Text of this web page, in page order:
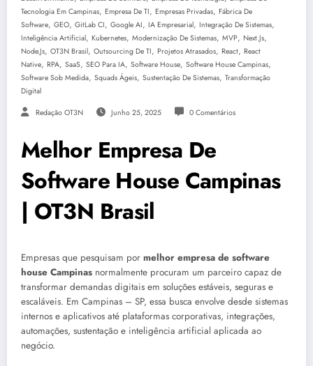
Tecnologia Em Campinas, Empresa De TI, Empresas Privadas, Fábrica De
Software, GEO, GitLab CI, Google AI, IA Empresarial, Integração De Sistemas,
Inteligência Artificial, Kubernetes, Modernização De Sistemas, MVP, Next.js,
Node.js, OT3N Brasil, Outsourcing De TI, Projetos Atrasados, React, React
Native, RPA, SaaS, SEO Para IA, Software House, Software House Campinas,
Software Sob Medida, Squads Ágeis, Sustentação De Sistemas, Transformação
Digital
Redação OT3N Junho 25, 2025 0 Comentários
Melhor Empresa De
Software House Campinas
| OT3N Brasil
Empresas que pesquisam por melhor empresa de software
house Campinas normalmente procuram um parceiro capaz de
transformar demandas digitais em soluções estáveis, seguras e
escaláveis. Em Campinas – SP, essa busca envolve desde sistemas
internos e aplicativos até plataformas corporativas, integrações,
automações, sustentação e inteligência artificial aplicada ao
negócio.